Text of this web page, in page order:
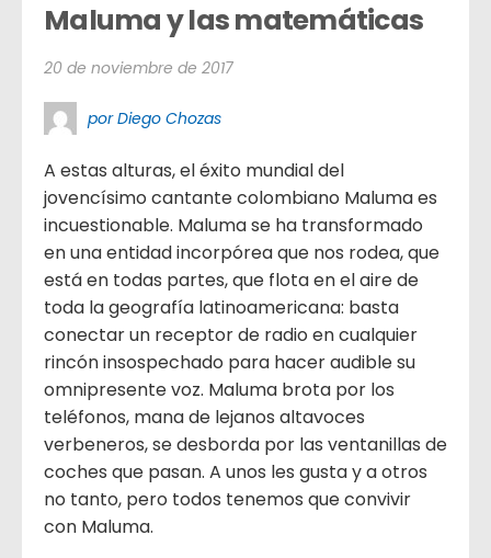
Maluma y las matemáticas
20 de noviembre de 2017
por Diego Chozas
A estas alturas, el éxito mundial del
jovencísimo cantante colombiano Maluma es
incuestionable. Maluma se ha transformado
en una entidad incorpórea que nos rodea, que
está en todas partes, que flota en el aire de
toda la geografía latinoamericana: basta
conectar un receptor de radio en cualquier
rincón insospechado para hacer audible su
omnipresente voz. Maluma brota por los
teléfonos, mana de lejanos altavoces
verbeneros, se desborda por las ventanillas de
coches que pasan. A unos les gusta y a otros
no tanto, pero todos tenemos que convivir
con Maluma.